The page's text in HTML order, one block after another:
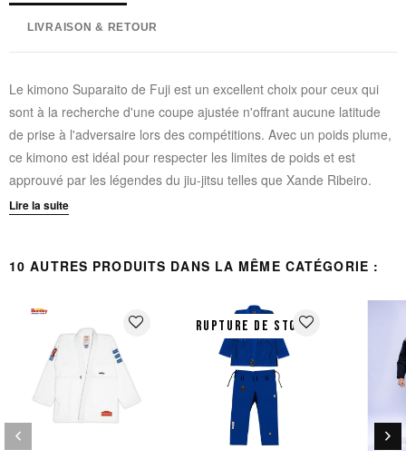
LIVRAISON & RETOUR
Le kimono Suparaito de Fuji est un excellent choix pour ceux qui
sont à la recherche d'une coupe ajustée n'offrant aucune latitude
de prise à l'adversaire lors des compétitions. Avec un poids plume,
ce kimono est idéal pour respecter les limites de poids et est
approuvé par les légendes du jiu-jitsu telles que Xande Ribeiro.
Type de produit : Kimono JJB
veste et le pantalon, logo Suparaito sur la veste et le pantalon,
décorative extérieure
Lire la suite
10 AUTRES PRODUITS DANS LA MÊME CATÉGORIE :
favorite_border RUPTURE DE STOCK
favorite_border
Précédent
keyboard_arrow_left keyboard_arrow_right